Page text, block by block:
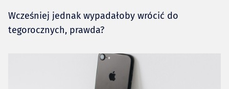
Wcześniej jednak wypadałoby wrócić do
tegorocznych, prawda?